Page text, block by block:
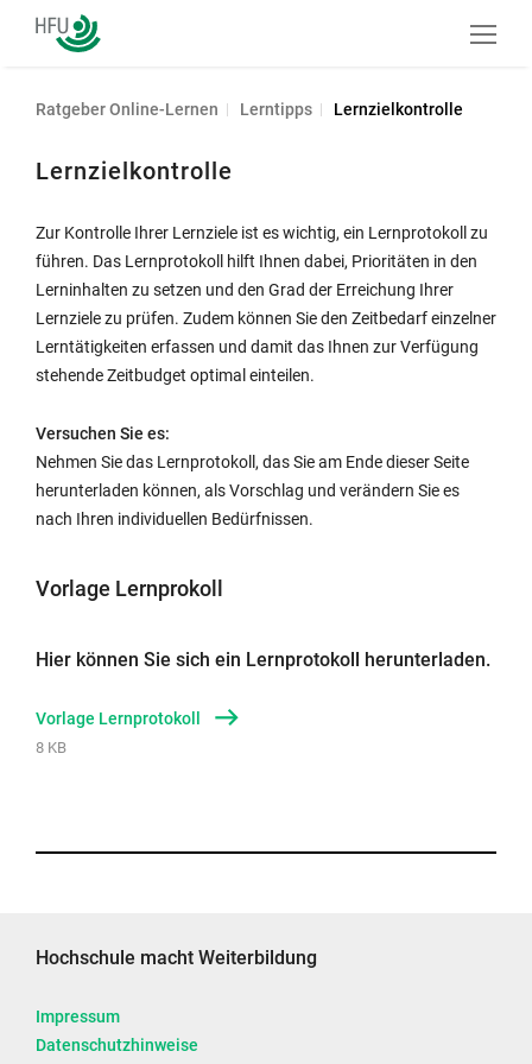
HFU
Akademie
Ratgeber Online-Lernen Lerntipps Lernzielkontrolle
Lernzielkontrolle
Zur Kontrolle Ihrer Lernziele ist es wichtig, ein Lernprotokoll zu
führen. Das Lernprotokoll hilft Ihnen dabei, Prioritäten in den
Lerninhalten zu setzen und den Grad der Erreichung Ihrer
Lernziele zu prüfen. Zudem können Sie den Zeitbedarf einzelner
Lerntätigkeiten erfassen und damit das Ihnen zur Verfügung
stehende Zeitbudget optimal einteilen.
Versuchen Sie es:
Nehmen Sie das Lernprotokoll, das Sie am Ende dieser Seite
herunterladen können, als Vorschlag und verändern Sie es
nach Ihren individuellen Bedürfnissen.
Vorlage Lernprokoll
Hier können Sie sich ein Lernprotokoll herunterladen.
Vorlage Lernprotokoll
8 KB
Hochschule macht Weiterbildung
Impressum
Datenschutzhinweise